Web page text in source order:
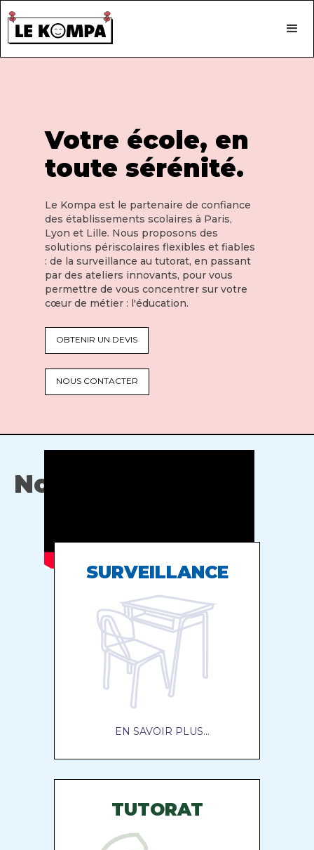
Votre école, en
toute sérénité.
Le Kompa est le partenaire de confiance
des établissements scolaires à Paris,
Lyon et Lille. Nous proposons des
solutions périscolaires flexibles et fiables
: de la surveillance au tutorat, en passant
par des ateliers innovants, pour vous
permettre de vous concentrer sur votre
cœur de métier : l'éducation.
OBTENIR UN DEVIS
NOUS CONTACTER
Nos services
SURVEILLANCE
EN SAVOIR PLUS...
TUTORAT